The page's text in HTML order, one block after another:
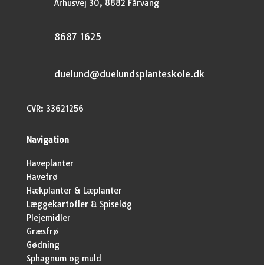
Århusvej 30, 8882 Fårvang
8687 1625
duelund@duelundsplanteskole.dk
CVR: 33621256
Navigation
Haveplanter
Havefrø
Hækplanter & Læplanter
Læggekartofler & Spiseløg
Plejemidler
Græsfrø
Gødning
Sphagnum og muld